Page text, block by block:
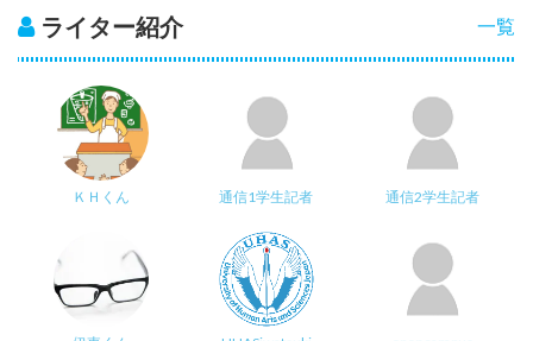
一覧
ライター紹介
ＫＨくん 通信1学生記者 通信2学生記者